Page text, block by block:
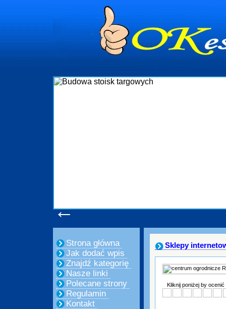
←
Strona główna
Jak dodać wpis
Znajdź kategorię
Nasze linki
Polecane strony
Regulamin
Kontakt
Sklepy
Kliknij poniżej by ocenić